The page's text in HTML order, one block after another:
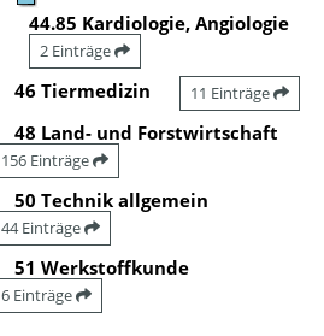
44.85 Kardiologie, Angiologie
2 Einträge
46 Tiermedizin 11 Einträge
48 Land- und Forstwirtschaft
156 Einträge
50 Technik allgemein
44 Einträge
51 Werkstoffkunde
6 Einträge